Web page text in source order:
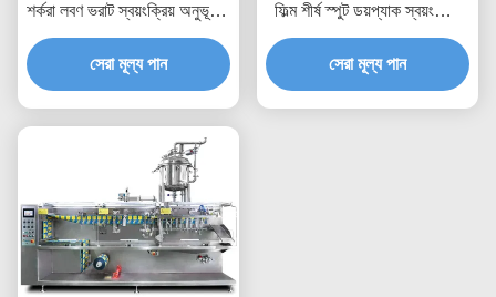
শর্করা লবণ ভরাট স্বয়ংক্রিয় অনুভূমিক
বহুমুখী প্যাকেজিং মেশিন
সেরা মূল্য পান
ফিল্ম শীর্ষ স্পুট ডয়প্যাক স্বয়ংক্রিয়
অনুভূমিক বহুমুখী প্যাকেজিং মেশিন
সেরা মূল্য পান